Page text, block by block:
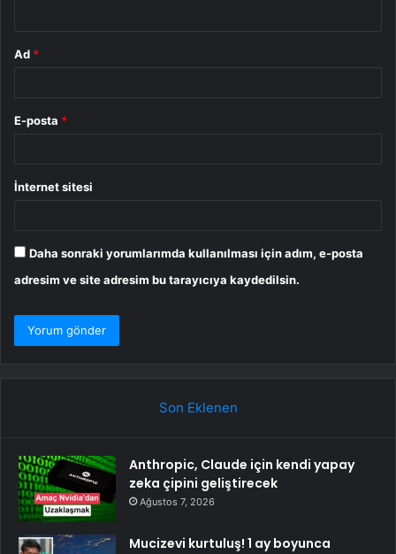
Ad *
E-posta *
İnternet sitesi
Daha sonraki yorumlarımda kullanılması için adım, e-posta
adresim ve site adresim bu tarayıcıya kaydedilsin.
Son Eklenen
Anthropic, Claude için kendi yapay
zeka çipini geliştirecek
Ağustos 7, 2026
Mucizevi kurtuluş! 1 ay boyunca